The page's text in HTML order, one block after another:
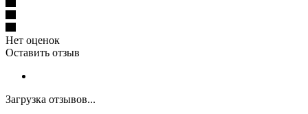
Нет оценок
Оставить отзыв
Загрузка отзывов...